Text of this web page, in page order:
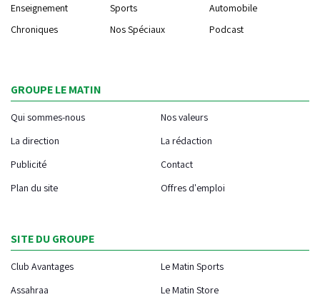
Enseignement
Sports
Automobile
Chroniques
Nos Spéciaux Podcast
GROUPE LE MATIN
Qui sommes-nous
Nos valeurs
La direction
La rédaction
Publicité
Contact
Plan du site
Offres d'emploi
SITE DU GROUPE
Club Avantages
Le Matin Sports
Assahraa
Le Matin Store